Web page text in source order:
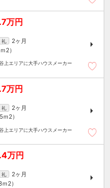
万円
礼
2ヶ月
2）
上エリアに大手ハウスメーカー
万円
礼
2ヶ月
ｍ 2）
上エリアに大手ハウスメーカー
万円
礼
2ヶ月
2）